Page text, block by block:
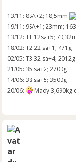
13/11: 8SA+2; 18,5mm
19/11: 9SA+1; 23mm;
13/12: T1 12sa+5;
18/02: T2 22 sa+1; 471g
02/05: T3 32 sa+4; 2012g
21/05: 35 sa+2; 2700g
14/06: 38 sa+5; 3500g
20/06:
Mady 3,690kg